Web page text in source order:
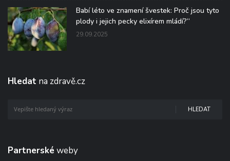
Babí léto ve znamení švestek: Proč jsou tyto
plody i jejich pecky elixírem mládí?“
29.09.2025
Hledat na zdravě.cz
HLEDAT
Partnerské weby